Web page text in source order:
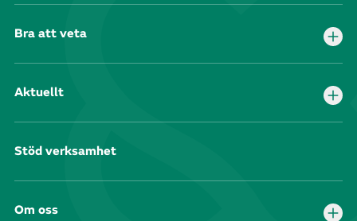
Bra att veta
Aktuellt
Stöd verksamhet
Om oss